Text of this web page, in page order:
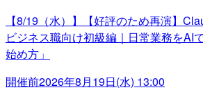
【8/19（水）】【好評のため再演】
ビジネス職向け初級編｜日常業務をAI
始め方」
開催前2026年8月19日(水) 13:00